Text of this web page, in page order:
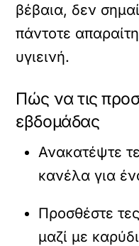
βέβαια, δεν
πάντοτε
υγιεινή.
Πώς να τις
εβδομάδας
Ανακατέψτε
κανέλα για
Προσθέστε
μαζί με